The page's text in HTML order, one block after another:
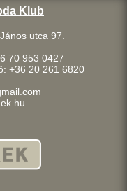
Klub
utca 97.
70 953 0427
+36 20 261 6820